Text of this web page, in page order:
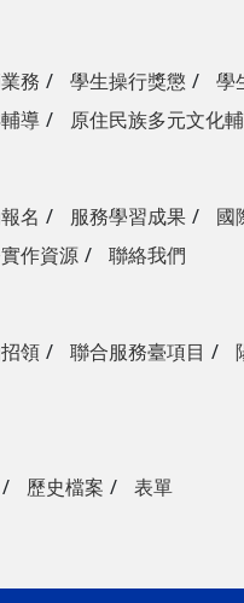
務 學生操行獎懲 學
導
原住民族多元文化
名 服務學習成果 國
作資源
聯絡我們
領 聯合服務臺項目
歷史檔案 表單